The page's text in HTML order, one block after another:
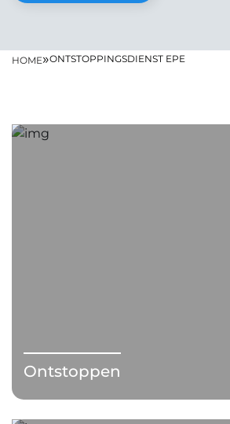
HOME»ONTSTOPPINGSDIENST EPE
Ontstoppen